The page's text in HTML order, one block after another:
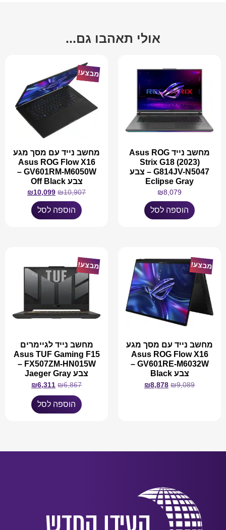
אולי תאהבו גם...
מחשב נייד Asus ROG
Strix G18 (2023)
G814JV-N5047 – צבע
Eclipse Gray
₪8,079
הוספה לסל
מבצע!
מחשב נייד עם מסך מגע
Asus ROG Flow X16
GV601RM-M6050W –
צבע Off Black
₪10,907
₪10,099
הוספה לסל
מבצע!
מחשב נייד עם מסך מגע
Asus ROG Flow X16
GV601RE-M6032W –
צבע Black
₪9,089
₪8,878
מבצע!
מחשב נייד לגיימרים
Asus TUF Gaming F15
FX507ZM-HN015W –
צבע Jaeger Gray
₪6,867
₪6,311
הוספה לסל